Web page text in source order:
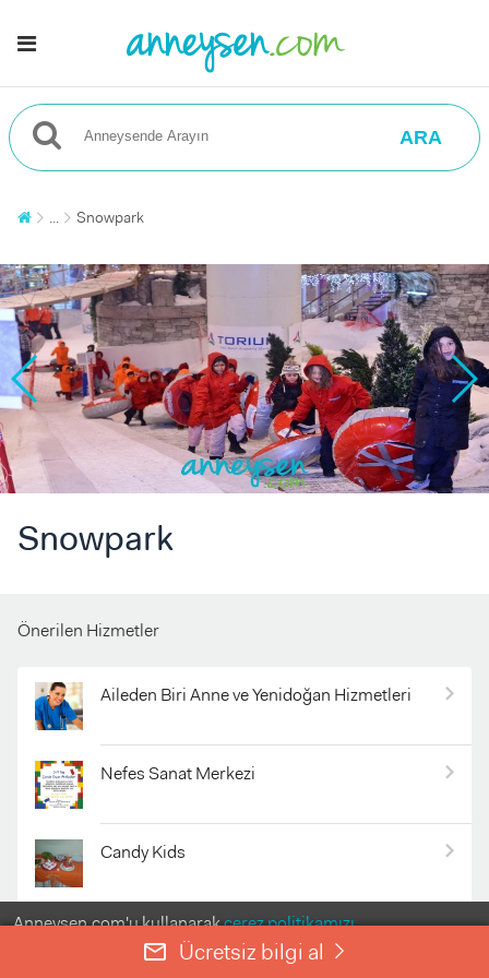
ARA
... Snowpark
Snowpark
Önerilen Hizmetler
Aileden Biri Anne ve Yenidoğan Hizmetleri
Nefes Sanat Merkezi
Candy Kids
Çevre Pastaneleri 4. Levent
Anneysen.com'u kullanarakçerez politikamızı
kabul etmiş olursunuz.
mail_outline Ücretsiz bilgi al right